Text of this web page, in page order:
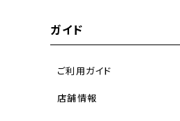
ガイド
ご利用ガイド
店舗情報